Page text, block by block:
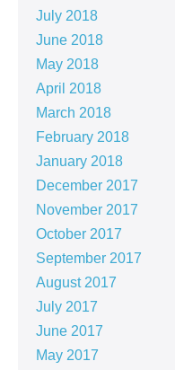
July 2018
June 2018
May 2018
April 2018
March 2018
February 2018
January 2018
December 2017
November 2017
October 2017
September 2017
August 2017
July 2017
June 2017
May 2017